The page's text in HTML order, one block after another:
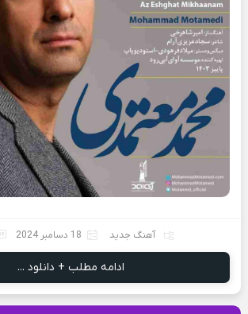
آهنگ جدید 18 دسامبر 2024
ادامه مطلب + دانلود ...